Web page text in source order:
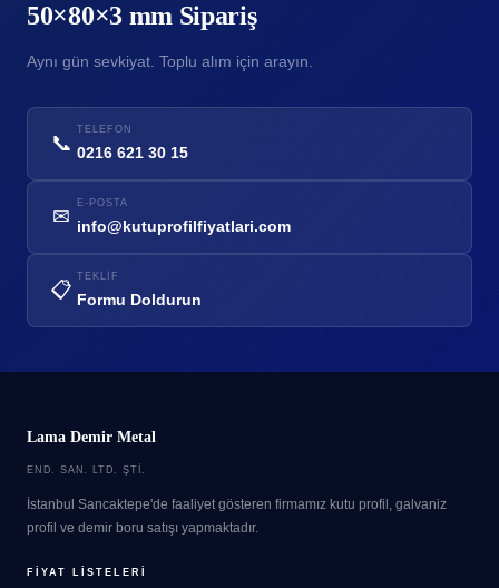
50×80×3 mm Sipariş
Aynı gün sevkiyat. Toplu alım için arayın.
📞
TELEFON
0216 621 30 15
✉
E-POSTA
info@kutuprofilfiyatlari.com
📋
TEKLIF
Formu Doldurun
Lama Demir Metal
END. SAN. LTD. ŞTI.
İstanbul Sancaktepe'de faaliyet gösteren firmamız kutu profil, galvaniz
profil ve demir boru satışı yapmaktadır.
FIYAT LISTELERI